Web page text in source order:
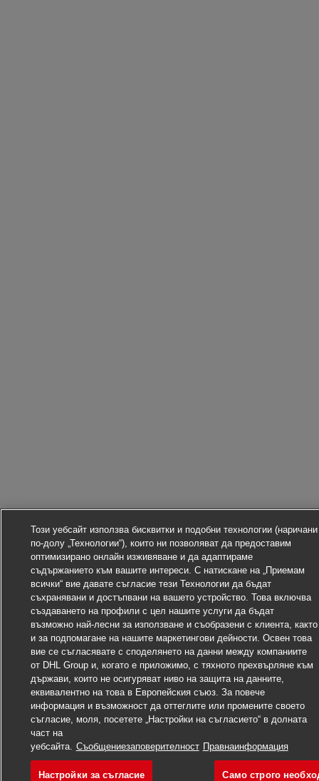
Този уебсайт използва бисквитки и подобни технологии (наричани
по-долу „Технологии“), които ни позволяват да предоставим
оптимизирано онлайн изживяване и да адаптираме
съдържанието към вашите интереси. С натискане на „Приемам
всички“ вие давате съгласие тези Технологии да бъдат
съхранявани и достъпвани на вашето устройство. Това включва
създаването на профили с цел нашите услуги да бъдат
възможно най-лесни за използване и съобразени с клиента, както
и за подпомагане на нашите маркетингови дейности. Освен това
вие се съгласявате с споделянето на данни между компаниите
от DHL Group и, когато е приложимо, с тяхното прехвърляне към
държави, които не осигуряват ниво на защита на данните,
еквивалентно на това в Европейския съюз. За повече
информация и възможност да оттеглите или промените своето
съгласие, моля, посетете „Настройки на съгласието“ в долната
част на
уебсайта. Съобщениезаповерителност Правнаинформация
Настройки за съгласие Само строго